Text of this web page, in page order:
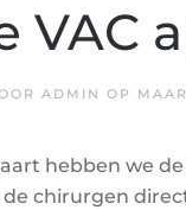
VAC
ADMIN OP
hebben we
chirurgen